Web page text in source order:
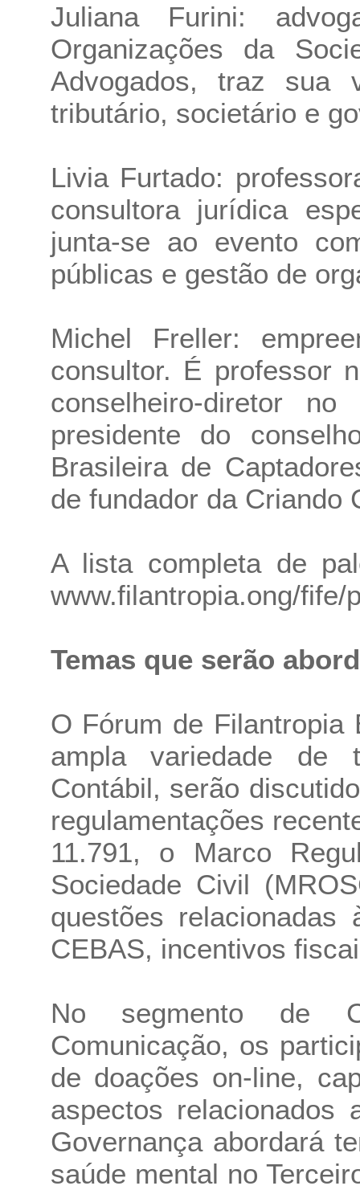
Juliana Furini:
Organizações da
Advogados, traz sua
tributário, societário e
Livia Furtado:
consultora jurídica
junta-se ao evento
públicas e gestão de
Michel Freller:
consultor. É professor
conselheiro-diretor
presidente do
Brasileira de
de fundador da Criando
A lista completa de
www.filantropia.ong/fife/
Temas que serão
O Fórum de Filantropia
ampla variedade de
Contábil, serão
regulamentações
11.791, o Marco
Sociedade Civil
questões
CEBAS, incentivos
No segmento de
Comunicação, os
de doações on-line,
aspectos
Governança abordará
saúde mental no